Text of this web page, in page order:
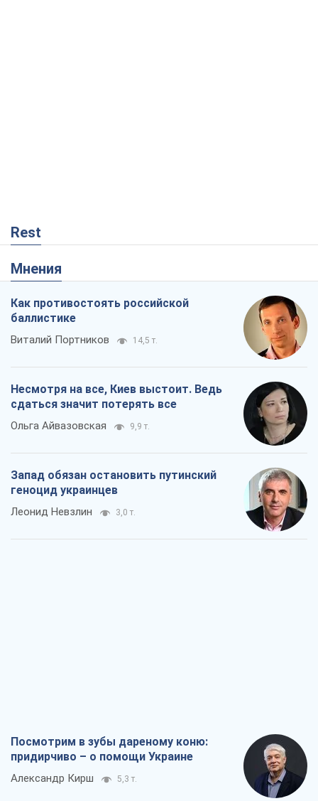
Rest
Мнения
Как противостоять российской
баллистике
Виталий Портников 14,5 т.
Несмотря на все, Киев выстоит. Ведь
сдаться значит потерять все
Ольга Айвазовская 9,9 т.
Запад обязан остановить путинский
геноцид украинцев
Леонид Невзлин 3,0 т.
Посмотрим в зубы дареному коню:
придирчиво – о помощи Украине
Александр Кирш 5,3 т.